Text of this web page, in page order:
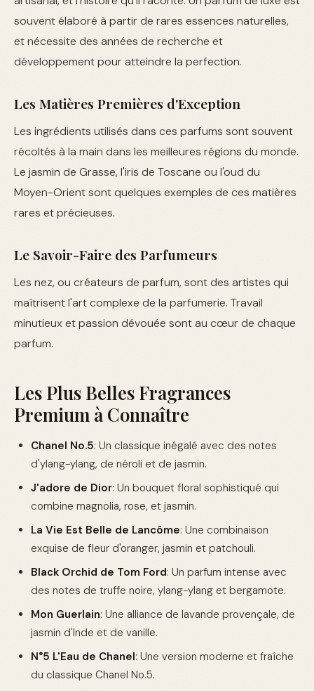
souvent élaboré à partir de rares essences naturelles,
et nécessite des années de recherche et
développement pour atteindre la perfection.
Les Matières Premières d'Exception
Les ingrédients utilisés dans ces parfums sont souvent
récoltés à la main dans les meilleures régions du monde.
Le jasmin de Grasse, l'iris de Toscane ou l'oud du
Moyen-Orient sont quelques exemples de ces matières
rares et précieuses.
Le Savoir-Faire des Parfumeurs
Les nez, ou créateurs de parfum, sont des artistes qui
maîtrisent l'art complexe de la parfumerie. Travail
minutieux et passion dévouée sont au cœur de chaque
parfum.
Les Plus Belles Fragrances
Premium à Connaître
Chanel No.5: Un classique inégalé avec des notes
d'ylang-ylang, de néroli et de jasmin.
J'adore de Dior: Un bouquet floral sophistiqué qui
combine magnolia, rose, et jasmin.
La Vie Est Belle de Lancôme: Une combinaison
exquise de fleur d'oranger, jasmin et patchouli.
Black Orchid de Tom Ford: Un parfum intense avec
des notes de truffe noire, ylang-ylang et bergamote.
Mon Guerlain: Une alliance de lavande provençale, de
jasmin d'Inde et de vanille.
N°5 L'Eau de Chanel: Une version moderne et fraîche
du classique Chanel No.5.